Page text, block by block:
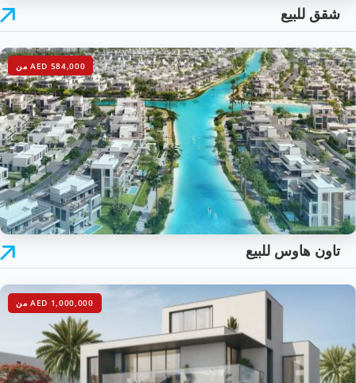
شقق للبيع
AED 584,000 من
تاون هاوس للبيع
AED 1,000,000 من